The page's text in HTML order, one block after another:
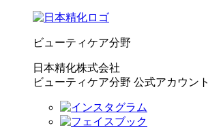
ビューティケア分野
日本精化株式会社
ビューティケア分野 公式アカウント